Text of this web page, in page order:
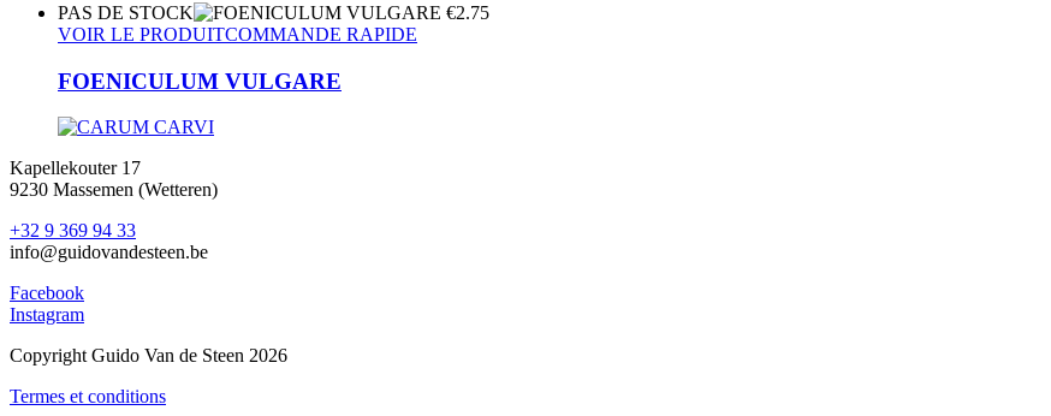
PAS DE STOCK €2.75
VOIR LE PRODUITCOMMANDE RAPIDE
FOENICULUM VULGARE
Kapellekouter 17
9230 Massemen (Wetteren)
+32 9 369 94 33
info@guidovandesteen.be
Facebook
Instagram
Copyright Guido Van de Steen 2026
Termes et conditions